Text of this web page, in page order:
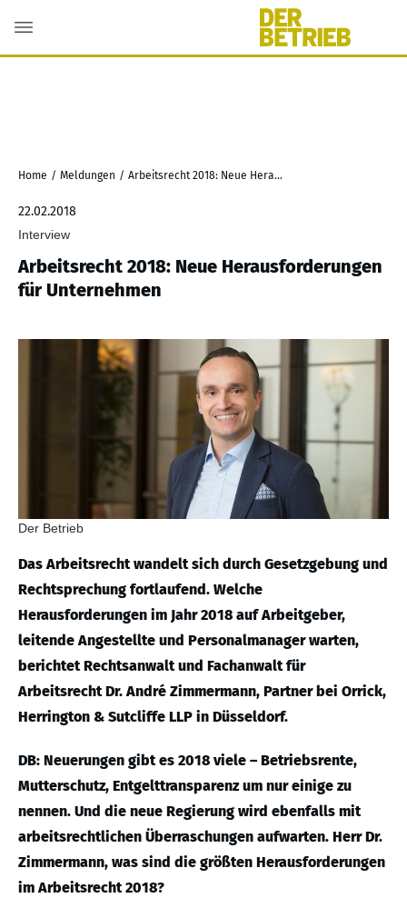
Home / Meldungen / Arbeitsrecht 2018: Neue Herausforderungen für Unternehmen
22.02.2018
Interview
Arbeitsrecht 2018: Neue Herausforderungen
für Unternehmen
Der Betrieb
Das Arbeitsrecht wandelt sich durch Gesetzgebung und
Rechtsprechung fortlaufend. Welche
Herausforderungen im Jahr 2018 auf Arbeitgeber,
leitende Angestellte und Personalmanager warten,
berichtet Rechtsanwalt und Fachanwalt für
Arbeitsrecht Dr. André Zimmermann, Partner bei Orrick,
Herrington & Sutcliffe LLP in Düsseldorf.
DB: Neuerungen gibt es 2018 viele – Betriebsrente,
Mutterschutz, Entgelttransparenz um nur einige zu
nennen. Und die neue Regierung wird ebenfalls mit
arbeitsrechtlichen Überraschungen aufwarten. Herr Dr.
Zimmermann, was sind die größten Herausforderungen
im Arbeitsrecht 2018?